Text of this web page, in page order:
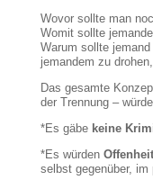
Wovor sollte man
Womit sollte
Warum sollte
jemandem zu
Das gesamte
der Trennung –
*Es gäbe keine
*Es würden
selbst gegenüber,